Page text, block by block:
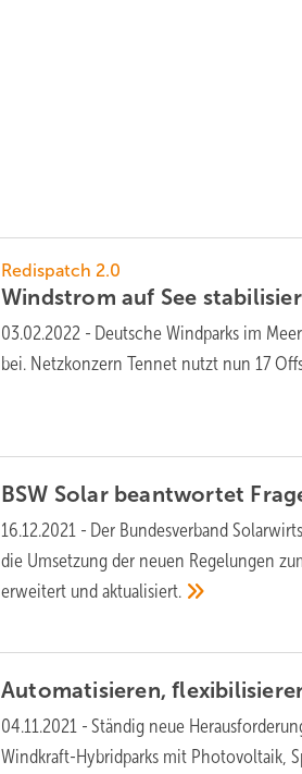
Redispatch 2.0
Windstrom auf See
03.02.2022 - Deutsche Windparks im
bei. Netzkonzern Tennet nutzt nun 17
BSW Solar beantwortet
16.12.2021 - Der Bundesverband
die Umsetzung der neuen Regelungen
erweitert undaktualisiert.
Automatisieren,
04.11.2021 - Ständig neue
Windkraft-Hybridparks mit Photovoltaik,